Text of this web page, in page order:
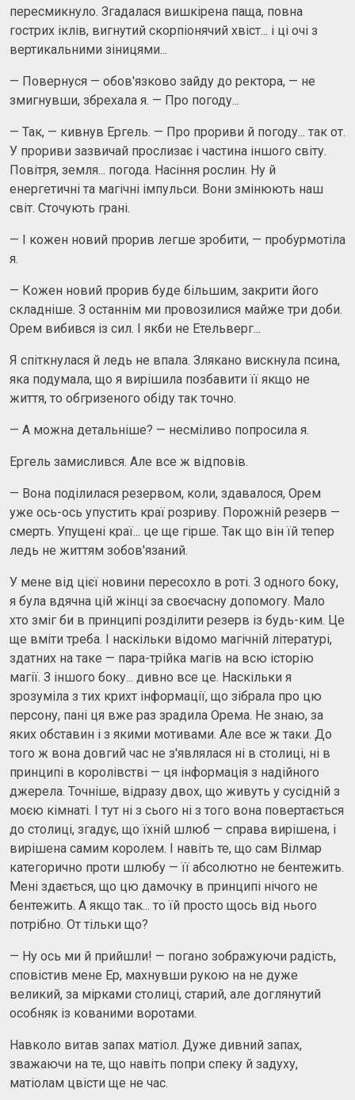
пересмикнуло. Згадалася вишкірена паща, повна
гострих іклів, вигнутий скорпіонячий хвіст... і ці очі з
вертикальними зіницями...
— Повернуся — обов'язково зайду до ректора, — не
змигнувши, збрехала я. — Про погоду...
— Так, — кивнув Ергель. — Про прориви й погоду... так от.
У прориви зазвичай прослизає і частина іншого світу.
Повітря, земля... погода. Насіння рослин. Ну й
енергетичні та магічні імпульси. Вони змінюють наш
світ. Сточують грані.
— І кожен новий прорив легше зробити, — пробурмотіла
я.
— Кожен новий прорив буде більшим, закрити його
складніше. З останнім ми провозилися майже три доби.
Орем вибився із сил. І якби не Етельверг...
Я спіткнулася й ледь не впала. Злякано вискнула псина,
яка подумала, що я вирішила позбавити її якщо не
життя, то обгризеного обіду так точно.
— А можна детальніше? — несміливо попросила я.
Ергель замислився. Але все ж відповів.
— Вона поділилася резервом, коли, здавалося, Орем
уже ось-ось упустить краї розриву. Порожній резерв —
смерть. Упущені краї... це ще гірше. Так що він їй тепер
ледь не життям зобов'язаний.
У мене від цієї новини пересохло в роті. З одного боку,
я була вдячна цій жінці за своєчасну допомогу. Мало
хто зміг би в принципі розділити резерв із будь-ким. Це
ще вміти треба. І наскільки відомо магічній літературі,
здатних на таке — пара-трійка магів на всю історію
магії. З іншого боку... дивно все це. Наскільки я
зрозуміла з тих крихт інформації, що зібрала про цю
персону, пані ця вже раз зрадила Орема. Не знаю, за
яких обставин і з якими мотивами. Але все ж таки. До
того ж вона довгий час не з'являлася ні в столиці, ні в
принципі в королівстві — ця інформація з надійного
джерела. Точніше, відразу двох, що живуть у сусідній з
моєю кімнаті. І тут ні з сього ні з того вона повертається
до столиці, згадує, що їхній шлюб — справа вирішена, і
вирішена самим королем. І навіть те, що сам Вілмар
категорично проти шлюбу — її абсолютно не бентежить.
Мені здається, що цю дамочку в принципі нічого не
бентежить. А якщо так... то їй просто щось від нього
потрібно. От тільки що?
— Ну ось ми й прийшли! — погано зображуючи радість,
сповістив мене Ер, махнувши рукою на не дуже
великий, за мірками столиці, старий, але доглянутий
особняк із кованими воротами.
Навколо витав запах матіол. Дуже дивний запах,
зважаючи на те, що навіть попри спеку й задуху,
матіолам цвісти ще не час.